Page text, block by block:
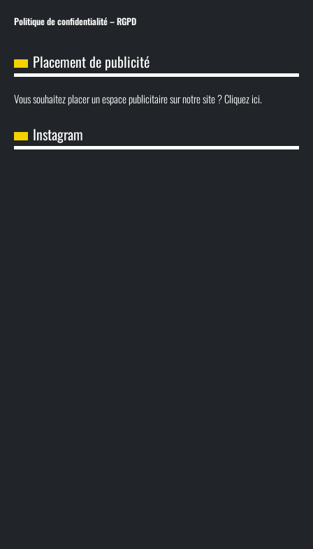
Politique de confidentialité – RGPD
Placement de publicité
Vous souhaitez placer un espace publicitaire sur notre site ? Cliquez ici.
Instagram